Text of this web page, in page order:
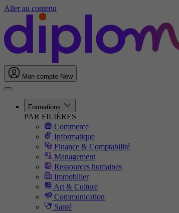
Aller au contenu
Mon compte New
Formations
PAR FILIÈRES
Commerce
Informatique
Finance & Comptabilité
Management
Ressources humaines
Immobilier
Art & Culture
Communication
Santé